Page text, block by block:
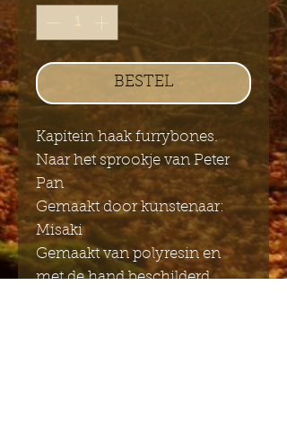
BESTEL
Kapitein haak furrybones.
Naar het sprookje van Peter
Pan
Gemaakt door kunstenaar:
Misaki
Gemaakt van polyresin en
met de hand beschilderd.